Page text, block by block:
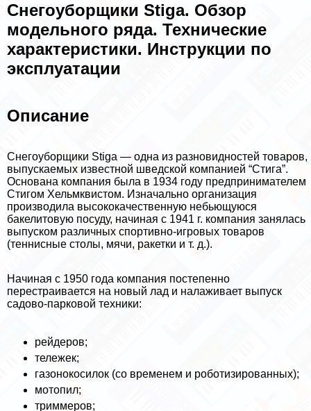
Снегоуборщики Stiga. Обзор
модельного ряда. Технические
хаpaктеристики. Инструкции по
эксплуатации
Описание
Снегоуборщики Stiga — одна из разновидностей товаров,
выпускаемых известной шведской компанией “Стига”.
Основана компания была в 1934 году предпринимателем
Стигом Хельмквистом. Изначально организация
производила высококачественную небьющуюся
бакелитовую посуду, начиная с 1941 г. компания занялась
выпуском различных спортивно-игровых товаров
(теннисные столы, мячи, paкетки и т. д.).
Начиная с 1950 года компания постепенно
перестраивается на новый лад и налаживает выпуск
садово-парковой техники:
рейдеров;
тележек;
газонокосилок (со временем и роботизированных);
мотопил;
триммеров;